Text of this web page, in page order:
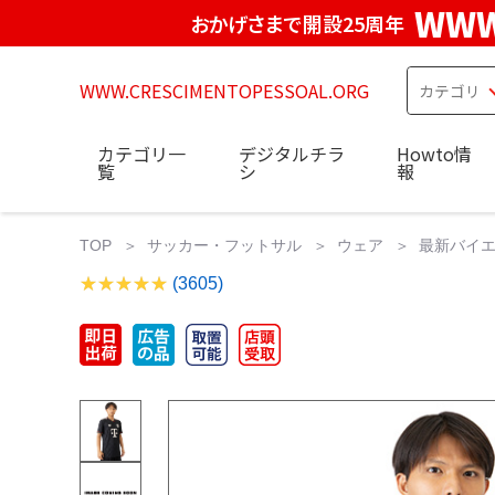
おかげさまで開設25周年
WWW.CRESCIMENTOPESSOAL.ORG
カテゴリ一
覧
デジタルチラ
シ
Howto情
報
TOP サッカー・フットサル ウェア 最新バイ
(3605)